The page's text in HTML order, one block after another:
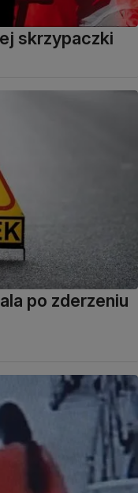
skrzypaczki
po zderzeniu